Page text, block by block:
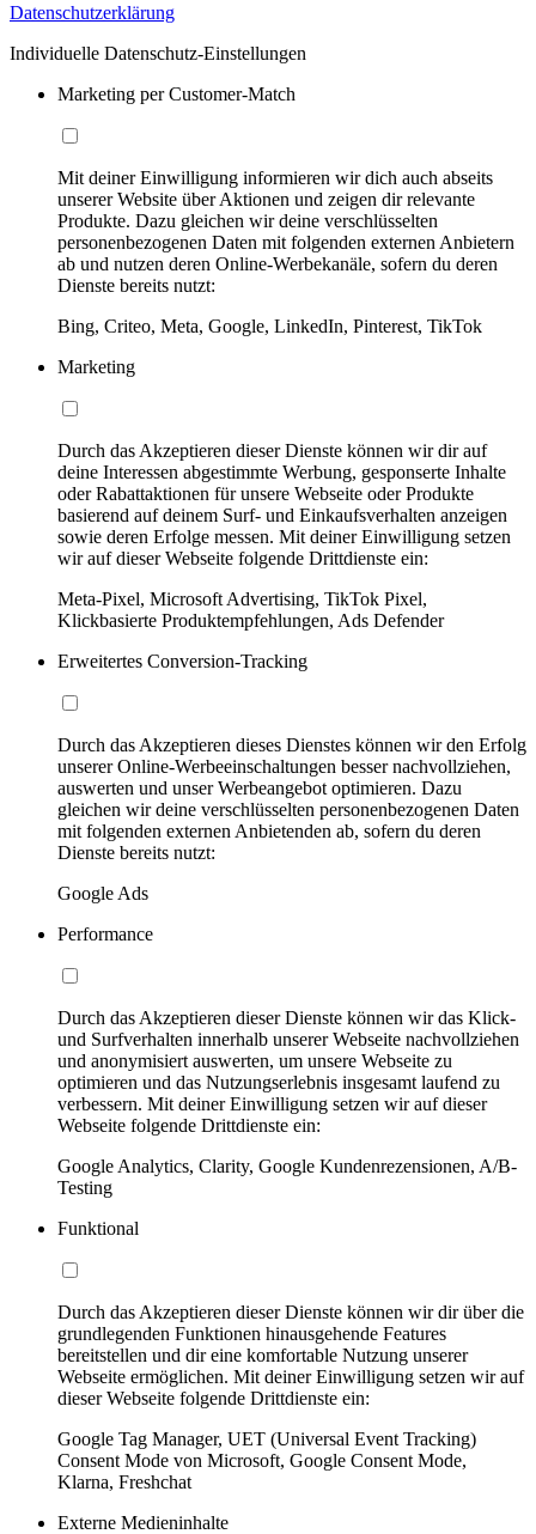
Datenschutzerklärung
Individuelle Datenschutz-Einstellungen
Marketing per Customer-Match
Mit deiner Einwilligung informieren wir dich auch abseits
unserer Website über Aktionen und zeigen dir relevante
Produkte. Dazu gleichen wir deine verschlüsselten
personenbezogenen Daten mit folgenden externen Anbietern
ab und nutzen deren Online-Werbekanäle, sofern du deren
Dienste bereits nutzt:
Bing, Criteo, Meta, Google, LinkedIn, Pinterest, TikTok
Marketing
Durch das Akzeptieren dieser Dienste können wir dir auf
deine Interessen abgestimmte Werbung, gesponserte Inhalte
oder Rabattaktionen für unsere Webseite oder Produkte
basierend auf deinem Surf- und Einkaufsverhalten anzeigen
sowie deren Erfolge messen. Mit deiner Einwilligung setzen
wir auf dieser Webseite folgende Drittdienste ein:
Meta-Pixel, Microsoft Advertising, TikTok Pixel,
Klickbasierte Produktempfehlungen, Ads Defender
Erweitertes Conversion-Tracking
Durch das Akzeptieren dieses Dienstes können wir den Erfolg
unserer Online-Werbeeinschaltungen besser nachvollziehen,
auswerten und unser Werbeangebot optimieren. Dazu
gleichen wir deine verschlüsselten personenbezogenen Daten
mit folgenden externen Anbietenden ab, sofern du deren
Dienste bereits nutzt:
Google Ads
Performance
Durch das Akzeptieren dieser Dienste können wir das Klick-
und Surfverhalten innerhalb unserer Webseite nachvollziehen
und anonymisiert auswerten, um unsere Webseite zu
optimieren und das Nutzungserlebnis insgesamt laufend zu
verbessern. Mit deiner Einwilligung setzen wir auf dieser
Webseite folgende Drittdienste ein:
Google Analytics, Clarity, Google Kundenrezensionen, A/B-
Testing
Funktional
Durch das Akzeptieren dieser Dienste können wir dir über die
grundlegenden Funktionen hinausgehende Features
bereitstellen und dir eine komfortable Nutzung unserer
Webseite ermöglichen. Mit deiner Einwilligung setzen wir auf
dieser Webseite folgende Drittdienste ein:
Google Tag Manager, UET (Universal Event Tracking)
Consent Mode von Microsoft, Google Consent Mode,
Klarna, Freshchat
Externe Medieninhalte